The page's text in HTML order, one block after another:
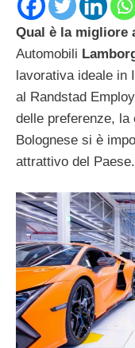
Qual è la migliore
Automobili
lavorativa ideale in
al Randstad
delle preferenze, la
Bolognese si è
attrattivo del Paese.